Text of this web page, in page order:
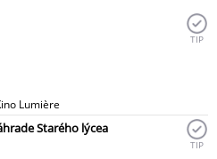
Lumière
TIP
Starého lýcea
TIP